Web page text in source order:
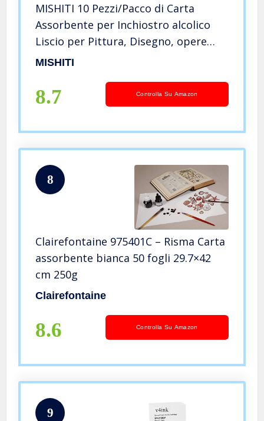
MISHITI 10 Pezzi/Pacco di Carta
Assorbente per Inchiostro alcolico
Liscio per Pittura, Disegno, opere
d’Arte, Artigianato Fai da Te
MISHITI
8.7 Controlla Su Amazon
8
Clairefontaine 975401C – Risma Carta
assorbente bianca 50 fogli 29.7×42
cm 250g
Clairefontaine
8.6 Controlla Su Amazon
9